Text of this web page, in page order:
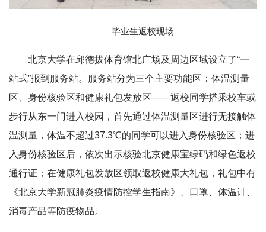
毕业生返校现场
北京大学在邱德拔体育馆北广场及周边区域设立了“一
站式”报到服务站。服务站分为三个主要功能区：体温测量
区、身份核验区和健康礼包发放区——返校同学搭乘校车或
步行从东一门进入校园，首先通过体温测量区进行无接触体
温测量，体温不超过37.3℃的同学可以进入身份核验区；进
入身份核验区后，依次出示核验北京健康宝绿码和绿色返校
通行证；在健康礼包发放区领取返校健康大礼包，礼包中有
《北京大学新冠肺炎疫情防控学生指南》、口罩、体温计、
消毒产品等防疫物品。